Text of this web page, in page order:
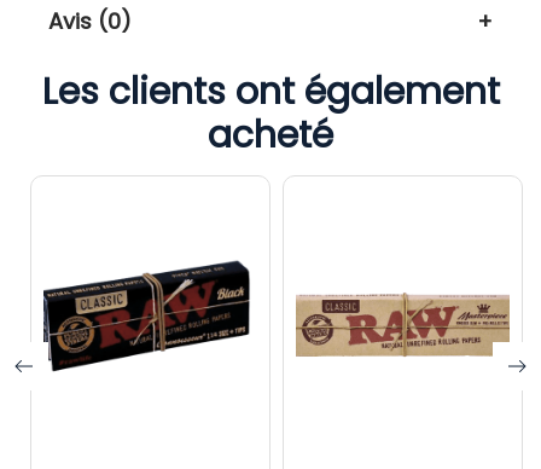
Avis (0)
Les clients ont également
acheté